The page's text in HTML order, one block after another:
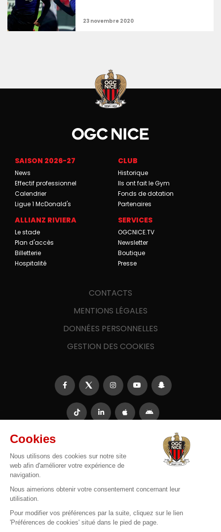
SAISON 2026-27
News
Effectif professionnel
Calendrier
Ligue 1 McDonald's
CLUB
Historique
Ils ont fait le Gym
Fonds de dotation
Partenaires
ALLIANZ RIVIERA
Le stade
Plan d'accès
Billetterie
Hospitalité
SERVICES
OGCNICE.TV
Newsletter
Boutique
Presse
CONTACTS
MENTIONS LÉGALES
DONNÉES PERSONNELLES
GESTION DES COOKIES